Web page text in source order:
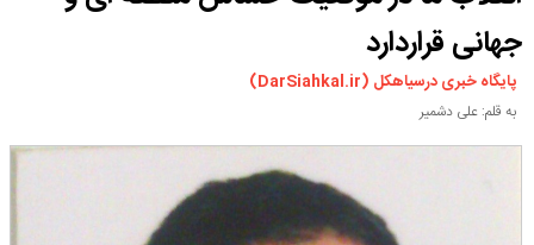
چندرسانه ای
درباره ما
جهانی قراردارد
پایگاه خبری درسیاهکل (DarSiahkal.ir)
به قلم: علی دشمیر